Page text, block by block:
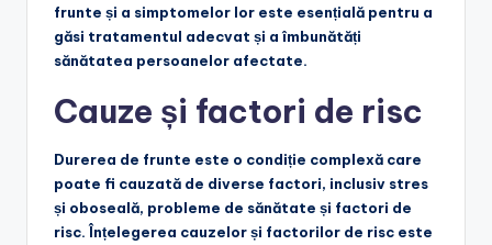
frunte și a simptomelor lor este esențială pentru a
găsi tratamentul adecvat și a îmbunătăți
sănătatea persoanelor afectate.
Cauze și factori de risc
Durerea de frunte este o condiție complexă care
poate fi cauzată de diverse factori, inclusiv stres
și oboseală, probleme de sănătate și factori de
risc. Înțelegerea cauzelor și factorilor de risc este